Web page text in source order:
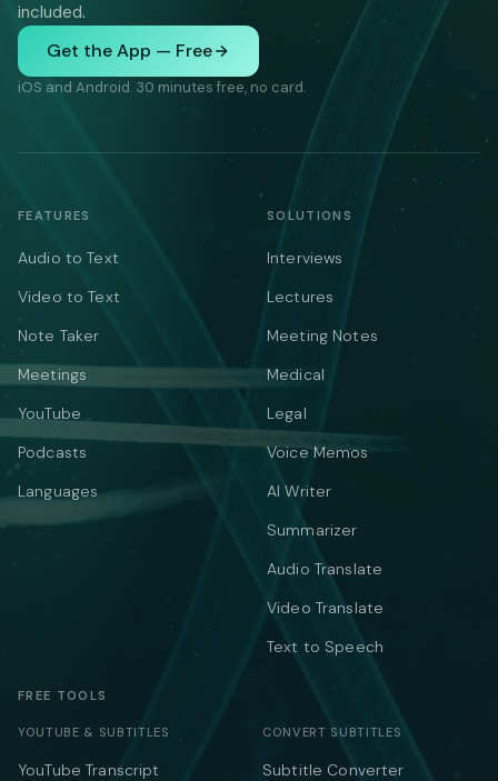
included.
Get the App — Free
iOS and Android. 30 minutes free, no card.
FEATURES
Audio to Text
Video to Text
Note Taker
Meetings
YouTube
Podcasts
Languages
SOLUTIONS
Interviews
Lectures
Meeting Notes
Medical
Legal
Voice Memos
AI Writer
Summarizer
Audio Translate
Video Translate
Text to Speech
FREE TOOLS
YOUTUBE & SUBTITLES
YouTube Transcript
CONVERT SUBTITLES
Subtitle Converter